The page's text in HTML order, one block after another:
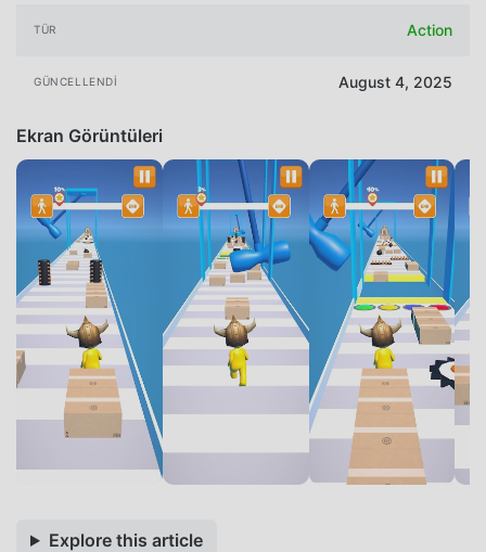
TÜR Action
GÜNCELLENDI August 4, 2025
Ekran Görüntüleri
Explore this article